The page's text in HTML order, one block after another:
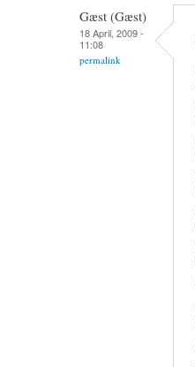
Gæst (Gæst)
18 April, 2009 -
11:08
permalink